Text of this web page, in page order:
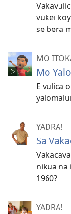
vukei
se bera
MO
Mo
E vulica
YADRA!
Sa
nikua na
1960?
YADRA!